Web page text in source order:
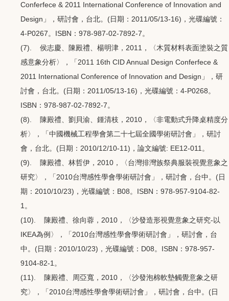
Conferfece & 2011 International Conference of Innovation and
Design」，研討會，台北。(日期：2011/05/13-16)，光碟編號：
4-P0267。ISBN：978-987-02-7892-7。
(7). 侯志慶、陳殿禮、楊明津，2011，〈木質材料表面塗裝之質
感意象分析〉，「2011 16th CID Annual Design Conferfece &
2011 International Conference of Innovation and Design」，研
討會，台北。(日期：2011/05/13-16)，光碟編號：4-P0268。
ISBN：978-987-02-7892-7。
(8). 陳殿禮、劉貝渝、鍾清枝，2010，〈非電動式升降桌精度分
析〉，「中國機械工程學會第二十七屆全國學術研討會」，研討
會，台北。(日期：2010/12/10-11)，論文編號: EE12-011。
(9). 陳殿禮、林哲伊，2010，〈台灣排灣族祭典服裝視覺意象之
研究〉，「2010台灣感性學會學術研討會」，研討會，台中。(日
期：2010/10/23)，光碟編號：B08。ISBN：978-957-9104-82-
1。
(10). 陳殿禮、徐向蓉，2010，〈沙發造形視覺意象之研究-以
IKEA為例〉，「2010台灣感性學會學術研討會」，研討會，台
中。(日期：2010/10/23)，光碟編號：D08。ISBN：978-957-
9104-82-1。
(11). 陳殿禮、周亞寬，2010，〈沙發泡棉軟墊觸覺意象之研
究〉，「2010台灣感性學會學術研討會」，研討會，台中。(日